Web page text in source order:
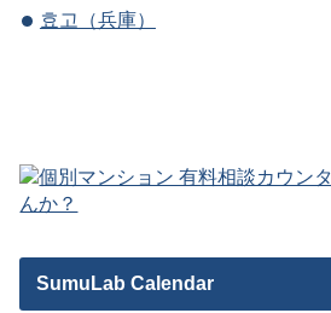
효고（兵庫）
SumuLab Calendar